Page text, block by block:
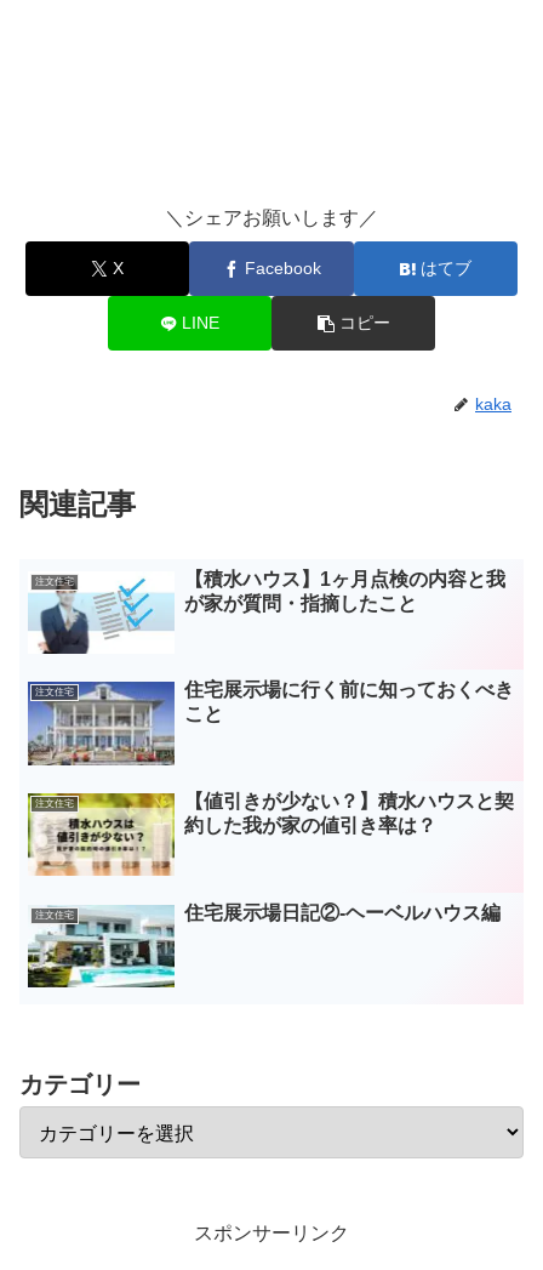
＼シェアお願いします／
X Facebook はてブ
LINE コピー
kaka
関連記事
注文住宅
【積水ハウス】1ヶ月点検の内容と我
が家が質問・指摘したこと
注文住宅
住宅展示場に行く前に知っておくべき
こと
注文住宅
【値引きが少ない？】積水ハウスと契
約した我が家の値引き率は？
注文住宅 住宅展示場日記②-ヘーベルハウス編
カテゴリー
スポンサーリンク